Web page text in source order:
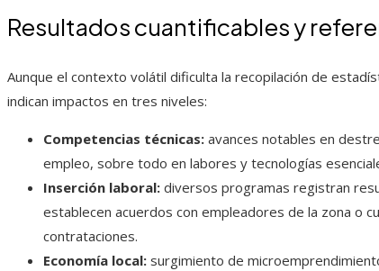
Resultados cuantificables y
Aunque el contexto volátil dificulta la recopilación de
indican impactos en tres niveles:
Competencias técnicas: avances notables en
empleo, sobre todo en labores y tecnologías
Inserción laboral: diversos programas registran
establecen acuerdos con empleadores de la zona o
contrataciones.
Economía local: surgimiento de